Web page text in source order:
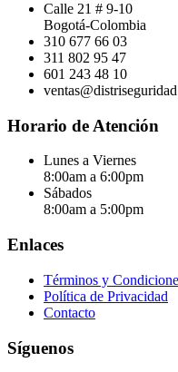
Calle 21 # 9-10
Bogotá-Colombia
310 677 66 03
311 802 95 47
601 243 48 10
Horario de Atención
Lunes a Viernes
8:00am a 6:00pm
Sábados
8:00am a 5:00pm
Enlaces
Términos y
Política de Privacidad
Contacto
Síguenos